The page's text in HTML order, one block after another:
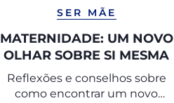
SER MÃE
MATERNIDADE: UM NOVO
OLHAR SOBRE SI MESMA
Reflexões e conselhos sobre
como encontrar um novo